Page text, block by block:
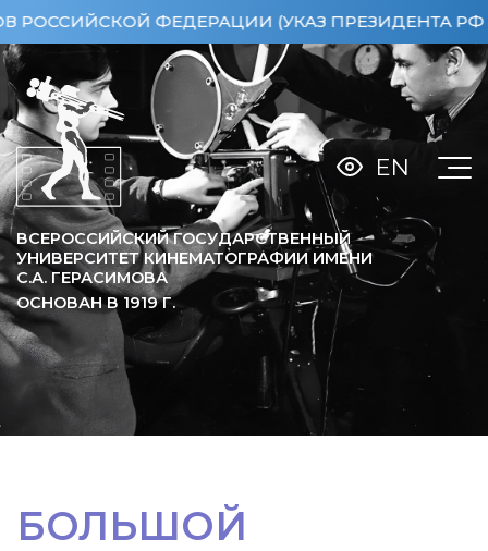
ФЕДЕРАЦИИ (УКАЗ ПРЕЗИДЕНТА РФ ОТ
ВСЕРОССИЙСКИЙ ГОСУДАРСТВЕННЫЙ
УНИВЕРСИТЕТ КИНЕМАТОГРАФИИ ИМЕНИ
С.А. ГЕРАСИМОВА
ОСНОВАН В 1919Г.
EN
БОЛЬШОЙ